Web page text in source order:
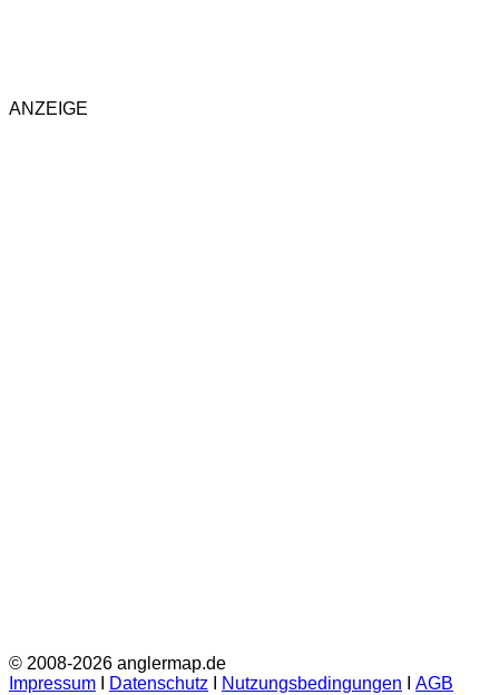
ANZEIGE
© 2008-2026 anglermap.de
Impressum
Datenschutz Nutzungsbedingungen AGB